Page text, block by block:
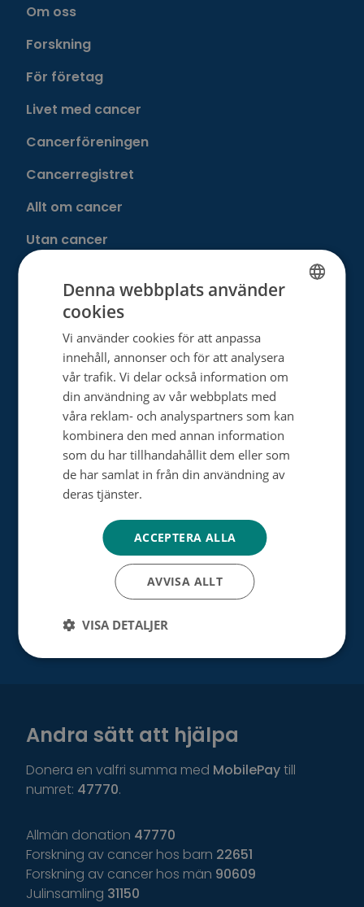
Om oss
Forskning
För företag
Livet med cancer
Cancerföreningen
Cancerregistret
Allt om cancer
Utan cancer
Donera
Välj ditt eget sätt att hjälpa
Bli månadsdonator
Engångsdonation
Bemärkelsedagsinsamling
Minnesgåva
Minnesinsamling
Dagsverkesinsamling
Testamentsdonation
Bli vår samarbetspartner
Andra sätt att hjälpa
Donera en valfri summa med MobilePaytill
numret: 47770.
Allmän donation 47770
Forskning av cancer hos barn 22651
Forskning av cancer hos män 90609
Julinsamling 31150
Denna webbplats använder
cookies
Vi använder cookies för att anpassa
innehåll, annonser och för att analysera
vår trafik. Vi delar också information om
din användning av vår webbplats med
våra reklam- och analyspartners som kan
kombinera den med annan information
som du har tillhandahållit dem eller som
de har samlat in från din användning av
deras tjänster.
ACCEPTERA ALLA
AVVISA ALLT
VISA DETALJER